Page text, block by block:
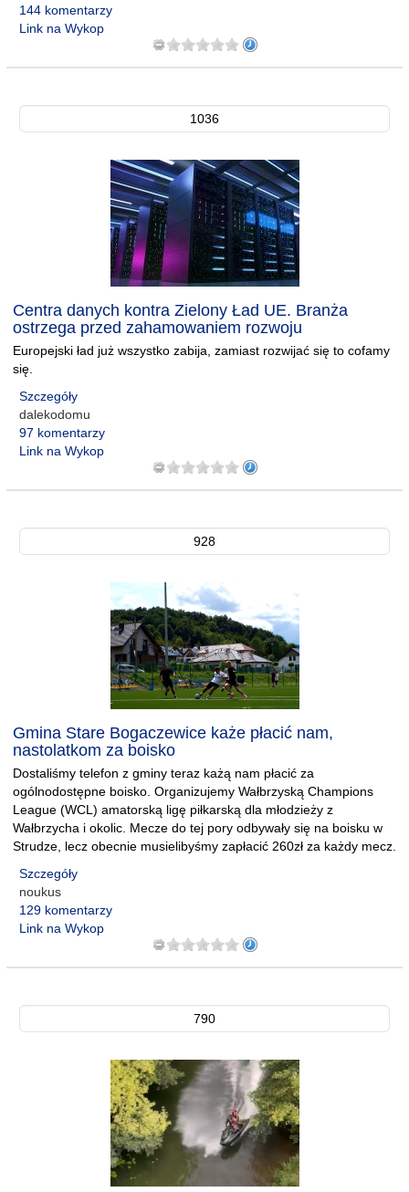
144 komentarzy
Link na Wykop
1036
Centra danych kontra Zielony Ład UE. Branża
ostrzega przed zahamowaniem rozwoju
Europejski ład już wszystko zabija, zamiast rozwijać się to cofamy
się.
Szczegóły
dalekodomu
97 komentarzy
Link na Wykop
928
Gmina Stare Bogaczewice każe płacić nam,
nastolatkom za boisko
Dostaliśmy telefon z gminy teraz każą nam płacić za
ogólnodostępne boisko. Organizujemy Wałbrzyską Champions
League (WCL) amatorską ligę piłkarską dla młodzieży z
Wałbrzycha i okolic. Mecze do tej pory odbywały się na boisku w
Strudze, lecz obecnie musielibyśmy zapłacić 260zł za każdy mecz.
Szczegóły
noukus
129 komentarzy
Link na Wykop
790